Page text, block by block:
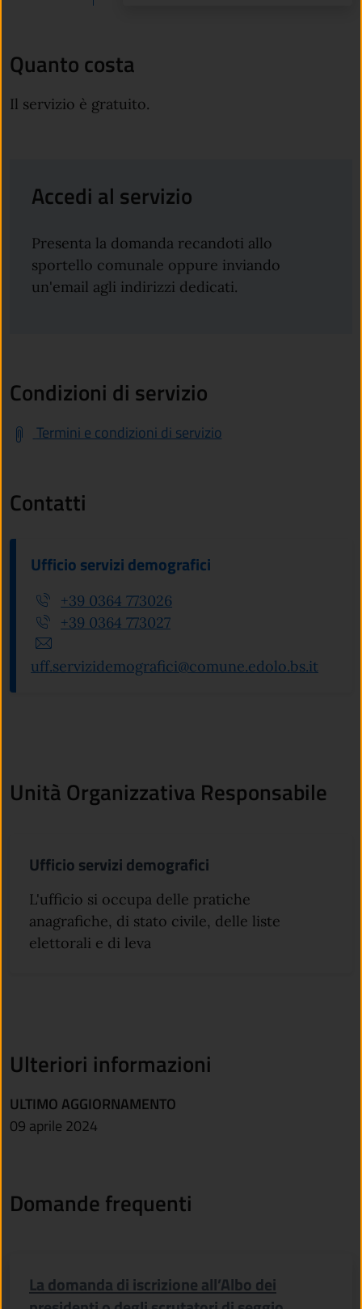
Quanto costa
Il servizio è gratuito.
Accedi al servizio
Presenta la domanda recandoti allo
sportello comunale oppure inviando
un'email agli indirizzi dedicati.
Condizioni di servizio
Termini e condizioni di servizio
Contatti
Ufficio servizi demografici
+39 0364 773026
+39 0364 773027
uff.servizidemografici@comune.edolo.bs.it
Unità Organizzativa Responsabile
Ufficio servizi demografici
L'ufficio si occupa delle pratiche
anagrafiche, di stato civile, delle liste
elettorali e di leva
Ulteriori informazioni
ULTIMO AGGIORNAMENTO
09 aprile 2024
Domande frequenti
La domanda di iscrizione all’Albo dei